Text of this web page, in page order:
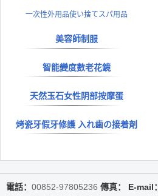
一次性外用品使い捨てスパ用品
美容師制服
智能變度數老花鏡
天然玉石女性阴部按摩蛋
烤瓷牙假牙修護 入れ歯の接着剤
電話： 00852-97805236 傳真： E-mail：